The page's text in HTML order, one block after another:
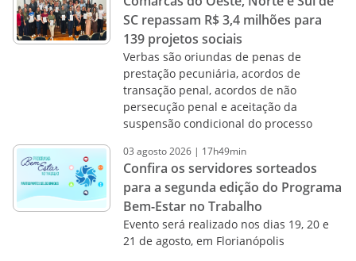
SC repassam R$ 3,4 milhões para
139 projetos sociais
Verbas são oriundas de penas de
prestação pecuniária, acordos de
transação penal, acordos de não
persecução penal e aceitação da
suspensão condicional do processo
03 agosto2026 | 17h49min
Confira os servidores sorteados
para a segunda edição do Programa
Bem-Estar no Trabalho
Evento será realizado nos dias 19, 20 e
21 de agosto, em Florianópolis